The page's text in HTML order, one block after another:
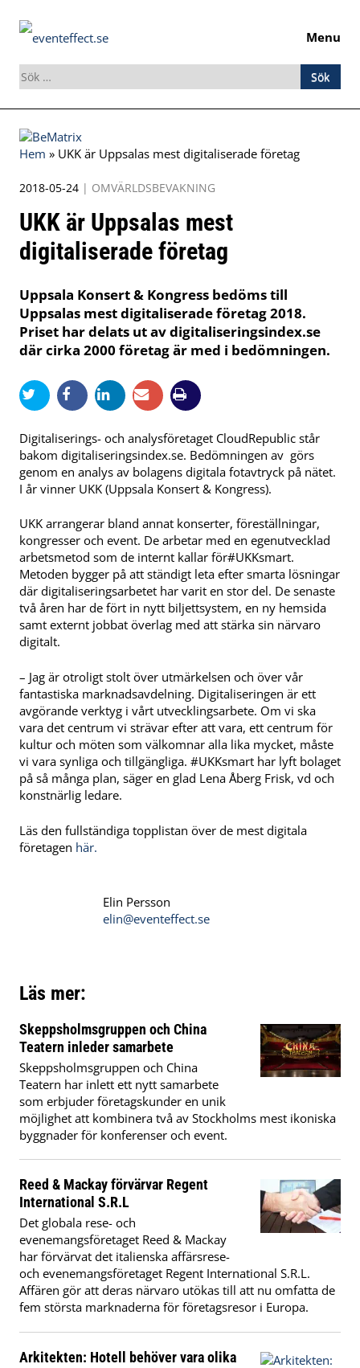
Menu
Sök
efter:
Skip
to
Hem » UKK är Uppsalas mest digitaliserade företag
2018-05-24 | OMVÄRLDSBEVAKNING
UKK är Uppsalas mest
digitaliserade företag
Uppsala Konsert & Kongress bedöms till
Uppsalas mest digitaliserade företag 2018.
Priset har delats ut av digitaliseringsindex.se
där cirka 2000 företag är med i bedömningen.
Digitaliserings- och analysföretaget CloudRepublic står
bakom digitaliseringsindex.se. Bedömningen av görs
genom en analys av bolagens digitala fotavtryck på nätet.
I år vinner UKK (Uppsala Konsert & Kongress).
UKK arrangerar bland annat konserter, föreställningar,
kongresser och event. De arbetar med en egenutvecklad
arbetsmetod som de internt kallar för#UKKsmart.
Metoden bygger på att ständigt leta efter smarta lösningar
där digitaliseringsarbetet har varit en stor del. De senaste
två åren har de fört in nytt biljettsystem, en ny hemsida
samt externt jobbat överlag med att stärka sin närvaro
digitalt.
– Jag är otroligt stolt över utmärkelsen och över vår
fantastiska marknadsavdelning. Digitaliseringen är ett
avgörande verktyg i vårt utvecklingsarbete. Om vi ska
vara det centrum vi strävar efter att vara, ett centrum för
kultur och möten som välkomnar alla lika mycket, måste
vi vara synliga och tillgängliga. #UKKsmart har lyft bolaget
på så många plan, säger en glad Lena Åberg Frisk, vd och
konstnärlig ledare.
Läs den fullständiga topplistan över de mest digitala
företagen här.
Elin Persson
elin@eventeffect.se
Läs mer:
Skeppsholmsgruppen och China
Teatern inleder samarbete
Skeppsholmsgruppen och China
Teatern har inlett ett nytt samarbete
som erbjuder företagskunder en unik
möjlighet att kombinera två av Stockholms mest ikoniska
byggnader för konferenser och event.
Reed & Mackay förvärvar Regent
International S.R.L
Det globala rese- och
evenemangsföretaget Reed & Mackay
har förvärvat det italienska affärsrese-
och evenemangsföretaget Regent International S.R.L.
Affären gör att deras närvaro utökas till att nu omfatta de
fem största marknaderna för företagsresor i Europa.
Arkitekten: Hotell behöver vara olika